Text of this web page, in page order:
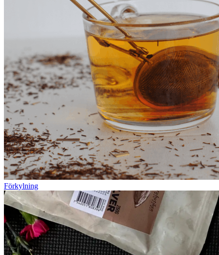
Förkylning